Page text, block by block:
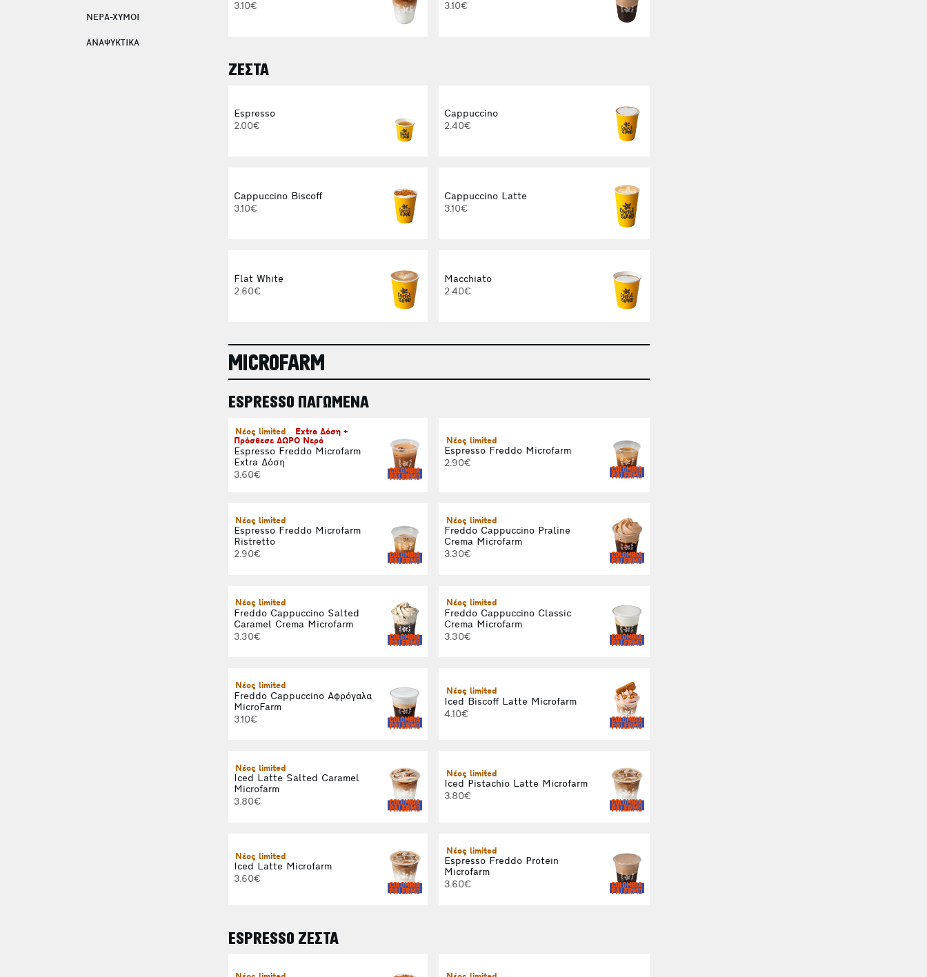
ΝΕΡΑ-ΧΥΜΟΙ
ΑΝΑΨΥΚΤΙΚΑ
3.10€
3.10€
ΖΕΣΤΑ
Espresso
2.00€
Cappuccino
2.40€
Cappuccino Biscoff
3.10€
Cappuccino Latte
3.10€
Flat White
2.60€
Macchiato
2.40€
MICROFARM
ESPRESSO ΠΑΓΩΜΕΝΑ
Νέος limited
Extra Δόση +
Πρόσθεσε ΔΩΡΟ Νερό
Espresso Freddo Microfarm
Extra Δόση
3.60€
Νέος limited
Espresso Freddo Microfarm
2.90€
Νέος limited
Espresso Freddo Microfarm
Ristretto
2.90€
Νέος limited
Freddo Cappuccino Praline
Crema Microfarm
3.30€
Νέος limited
Freddo Cappuccino Salted
Caramel Crema Microfarm
3.30€
Νέος limited
Freddo Cappuccino Classic
Crema Microfarm
3.30€
Νέος limited
Freddo Cappuccino Αφρόγαλα
MicroFarm
3.10€
Νέος limited
Iced Biscoff Latte Microfarm
4.10€
Νέος limited
Iced Latte Salted Caramel
Microfarm
3.80€
Νέος limited
Iced Pistachio Latte Microfarm
3.80€
Νέος limited
Iced Latte Microfarm
3.60€
Νέος limited
Espresso Freddo Protein
Microfarm
3.60€
ESPRESSO ΖΕΣΤΑ